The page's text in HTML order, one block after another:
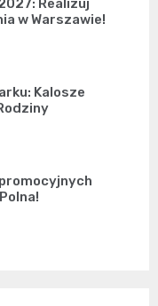
Realizuj
w Warszawie!
Kalosze